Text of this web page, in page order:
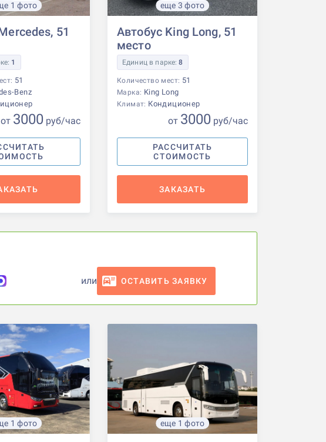
1 фото
51
1
51
Benz
от 3000 руб/час
еще 3 фото
Автобус King Long, 51
место
Единиц в парке:8
Количество мест: 51
Марка: King Long
Климат: Кондиционер
от 3000 руб/час
РАССЧИТАТЬ
СТОИМОСТЬ
ЗАКАЗАТЬ
или ОСТАВИТЬ ЗАЯВКУ
1 фото еще 1 фото